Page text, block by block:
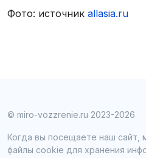
Фото: источник allasia.ru
© miro-vozzrenie.ru 2023-2026
Когда вы посещаете наш сайт,
файлы cookie для хранения